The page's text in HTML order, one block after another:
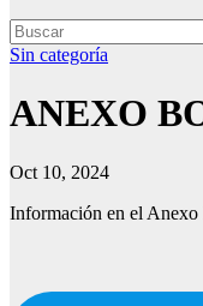
Sin categoría
ANEXO
Oct 10, 2024
Información en el